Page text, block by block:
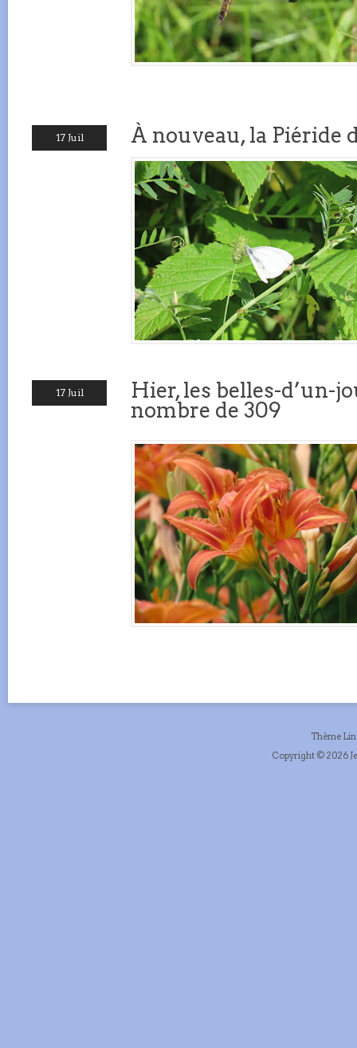
17 Juil À nouveau, la Piéride
17 Juil
Hier, les belles-d’un-
nombre de 309
Thème
Copyright © 2026